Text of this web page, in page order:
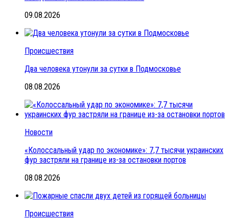
09.08.2026
Происшествия
Два человека утонули за сутки в Подмосковье
08.08.2026
Новости
«Колоссальный удар по экономике»: 7,7 тысячи украинских
фур застряли на границе из-за остановки портов
08.08.2026
Происшествия